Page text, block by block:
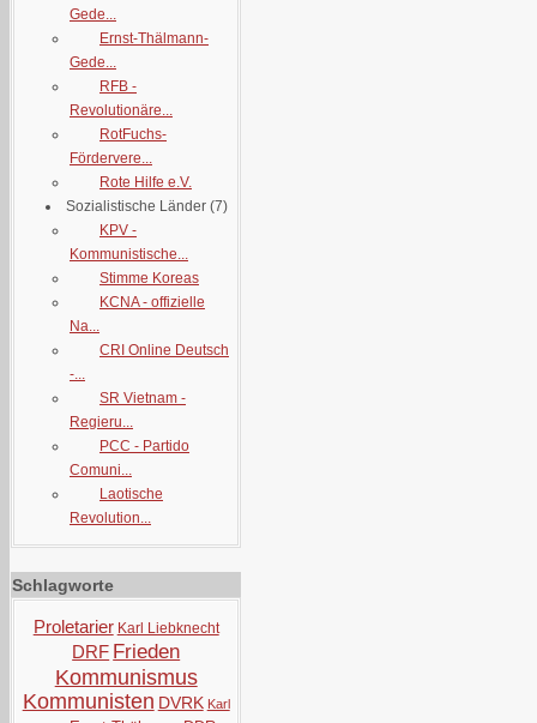
Gede...
Ernst-Thälmann-
Gede...
RFB -
Revolutionäre...
RotFuchs-
Fördervere...
Rote Hilfe e.V.
Sozialistische Länder (7)
KPV -
Kommunistische...
Stimme Koreas
KCNA - offizielle
Na...
CRI Online Deutsch
-...
SR Vietnam -
Regieru...
PCC - Partido
Comuni...
Laotische
Revolution...
Schlagworte
Proletarier Karl Liebknecht
DRF Frieden
Kommunismus
Kommunisten DVRK Karl